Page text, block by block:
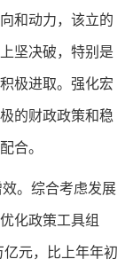
和动力，该立的
坚决破，特别是
极进取。强化宏
的财政政策和稳
合。
。综合考虑发展
化政策工具组
元，比上年年初